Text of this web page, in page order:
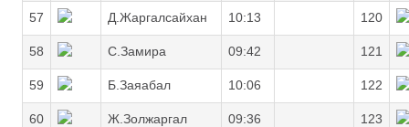
57 Д.Жаргалсайхан 10:13 120
58 С.Замира 09:42 121
59 Б.Заяабал 10:06 122
60 Ж.Золжаргал 09:36 123